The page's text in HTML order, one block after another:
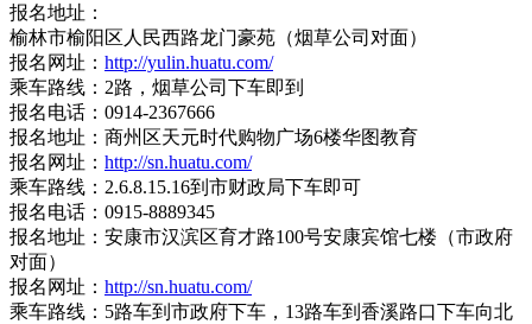
报名地址：
榆林市榆阳区人民西路龙门豪苑（烟草公司对面）
报名网址： http://yulin.huatu.com/
乘车路线：2路，烟草公司下车即到
报名电话：0914-2367666
报名地址：商州区天元时代购物广场6楼华图教育
报名网址： http://sn.huatu.com/
乘车路线：2.6.8.15.16到市财政局下车即可
报名电话：0915-8889345
报名地址：安康市汉滨区育才路100号安康宾馆七楼（市政府
对面）
报名网址： http://sn.huatu.com/
乘车路线：5路车到市政府下车，13路车到香溪路口下车向北